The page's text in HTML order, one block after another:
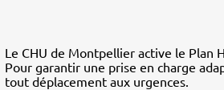
Le CHU de Montpellier active le Plan
Pour garantir une prise en charge
tout déplacement aux urgences.